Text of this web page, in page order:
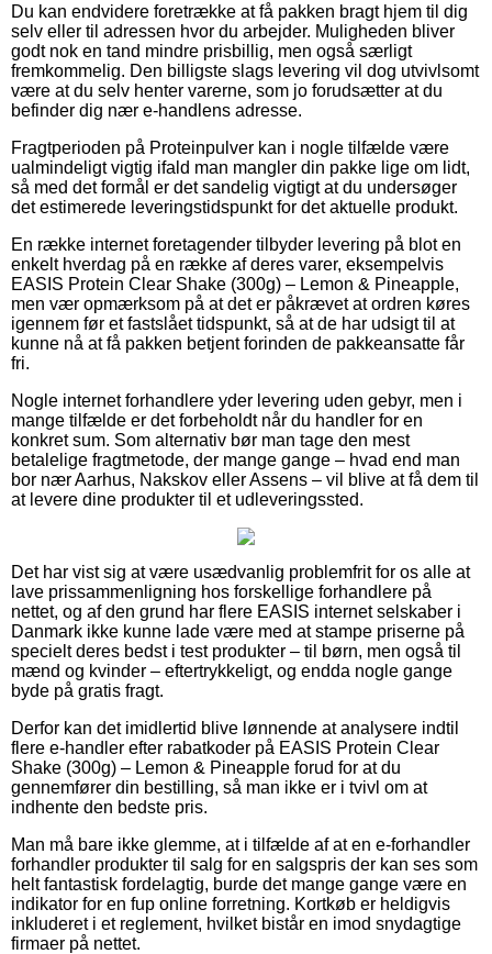
Du kan endvidere foretrække at få pakken bragt hjem til dig
selv eller til adressen hvor du arbejder. Muligheden bliver
godt nok en tand mindre prisbillig, men også særligt
fremkommelig. Den billigste slags levering vil dog utvivlsomt
være at du selv henter varerne, som jo forudsætter at du
befinder dig nær e-handlens adresse.
Fragtperioden på Proteinpulver kan i nogle tilfælde være
ualmindeligt vigtig ifald man mangler din pakke lige om lidt,
så med det formål er det sandelig vigtigt at du undersøger
det estimerede leveringstidspunkt for det aktuelle produkt.
En række internet foretagender tilbyder levering på blot en
enkelt hverdag på en række af deres varer, eksempelvis
EASIS Protein Clear Shake (300g) – Lemon & Pineapple,
men vær opmærksom på at det er påkrævet at ordren køres
igennem før et fastslået tidspunkt, så at de har udsigt til at
kunne nå at få pakken betjent forinden de pakkeansatte får
fri.
Nogle internet forhandlere yder levering uden gebyr, men i
mange tilfælde er det forbeholdt når du handler for en
konkret sum. Som alternativ bør man tage den mest
betalelige fragtmetode, der mange gange – hvad end man
bor nær Aarhus, Nakskov eller Assens – vil blive at få dem til
at levere dine produkter til et udleveringssted.
Det har vist sig at være usædvanlig problemfrit for os alle at
lave prissammenligning hos forskellige forhandlere på
nettet, og af den grund har flere EASIS internet selskaber i
Danmark ikke kunne lade være med at stampe priserne på
specielt deres bedst i test produkter – til børn, men også til
mænd og kvinder – eftertrykkeligt, og endda nogle gange
byde på gratis fragt.
Derfor kan det imidlertid blive lønnende at analysere indtil
flere e-handler efter rabatkoder på EASIS Protein Clear
Shake (300g) – Lemon & Pineapple forud for at du
gennemfører din bestilling, så man ikke er i tvivl om at
indhente den bedste pris.
Man må bare ikke glemme, at i tilfælde af at en e-forhandler
forhandler produkter til salg for en salgspris der kan ses som
helt fantastisk fordelagtig, burde det mange gange være en
indikator for en fup online forretning. Kortkøb er heldigvis
inkluderet i et reglement, hvilket bistår en imod snydagtige
firmaer på nettet.